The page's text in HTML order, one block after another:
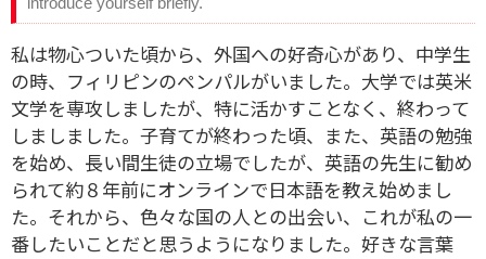
私は物心ついた頃から、外国への好奇心があり、中学生
の時、フィリピンのペンパルがいました。大学では英米
文学を専攻しましたが、特に活かすことなく、終わって
しましました。子育てが終わった頃、また、英語の勉強
を始め、長い間生徒の立場でしたが、英語の先生に勧め
られて約８年前にオンラインで日本語を教え始めまし
た。それから、色々な国の人との出会い、これが私の一
番したいことだと思うようになりました。好きな言葉